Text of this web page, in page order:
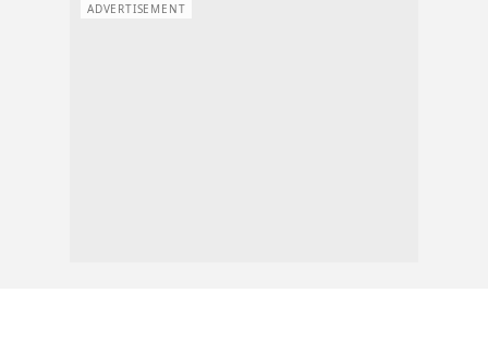
ADVERTISEMENT